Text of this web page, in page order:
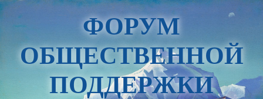
ФОРУМ
ОБЩЕСТВЕННОЙ
ПОДДЕРЖКИ